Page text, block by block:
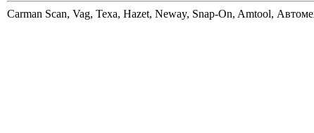
Carman Scan, Vag, Texa, Hazet, Neway, Snap-On, Amtool,